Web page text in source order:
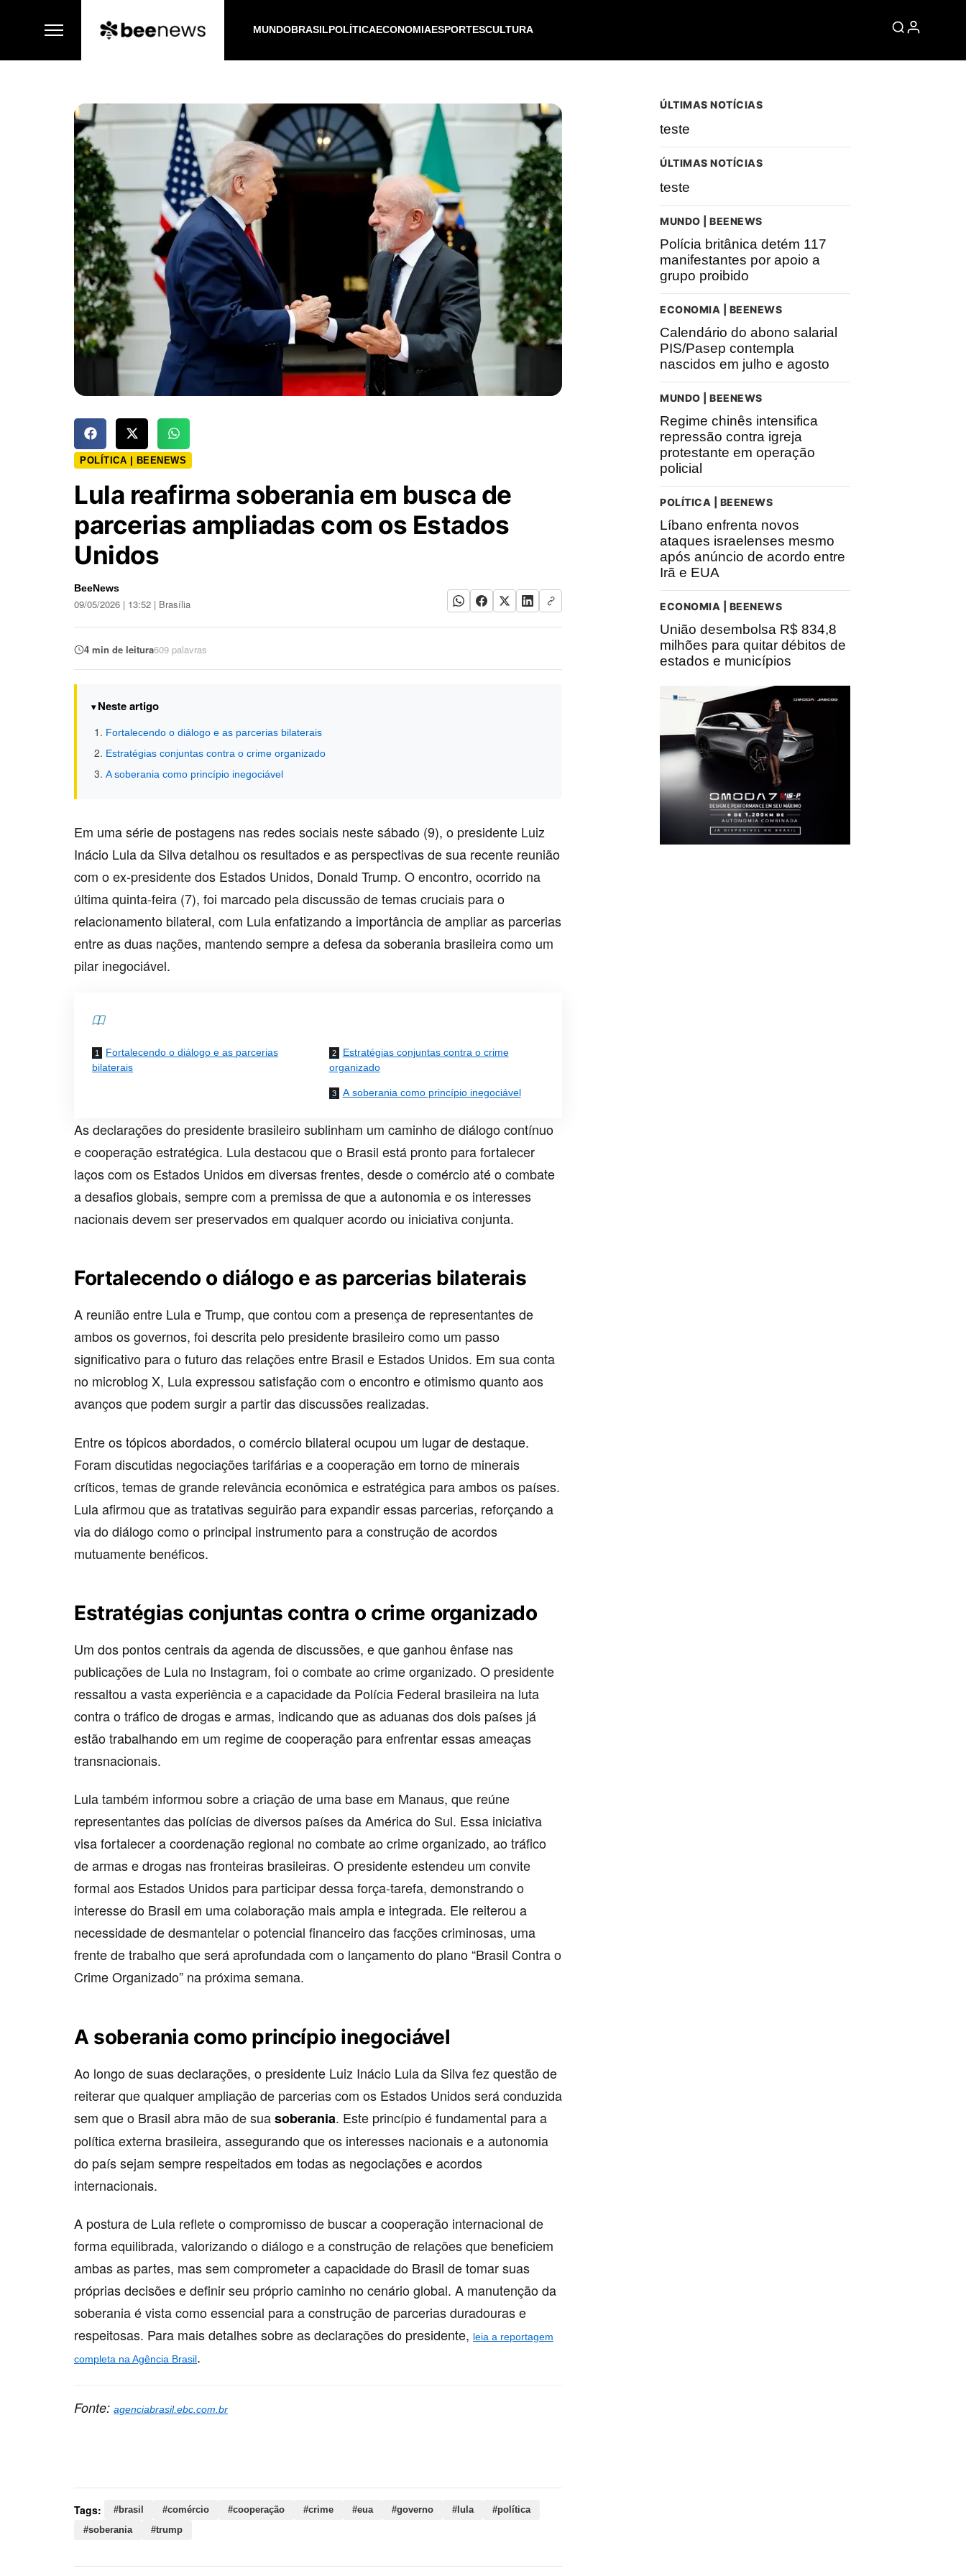
MUNDOBRASILPOLÍTICAECONOMIAESPORTESCULTURA
POLÍTICA | BEENEWS
Lula reafirma soberania em busca de
parcerias ampliadas com os Estados
Unidos
BeeNews
09/05/2026 | 13:52 | Brasília
4 min de leitura609 palavras
Neste artigo
Fortalecendo o diálogo e as parcerias bilaterais
Estratégias conjuntas contra o crime organizado
A soberania como princípio inegociável
Em uma série de postagens nas redes sociais neste sábado (9), o presidente Luiz
Inácio Lula da Silva detalhou os resultados e as perspectivas de sua recente reunião
com o ex-presidente dos Estados Unidos, Donald Trump. O encontro, ocorrido na
última quinta-feira (7), foi marcado pela discussão de temas cruciais para o
relacionamento bilateral, com Lula enfatizando a importância de ampliar as parcerias
entre as duas nações, mantendo sempre a defesa da soberania brasileira como um
pilar inegociável.
Fortalecendo o diálogo e as parcerias
bilaterais
Estratégias conjuntas contra o crime
organizado
A soberania como princípio inegociável
As declarações do presidente brasileiro sublinham um caminho de diálogo contínuo
e cooperação estratégica. Lula destacou que o Brasil está pronto para fortalecer
laços com os Estados Unidos em diversas frentes, desde o comércio até o combate
a desafios globais, sempre com a premissa de que a autonomia e os interesses
nacionais devem ser preservados em qualquer acordo ou iniciativa conjunta.
Fortalecendo o diálogo e as parcerias bilaterais
A reunião entre Lula e Trump, que contou com a presença de representantes de
ambos os governos, foi descrita pelo presidente brasileiro como um passo
significativo para o futuro das relações entre Brasil e Estados Unidos. Em sua conta
no microblog X, Lula expressou satisfação com o encontro e otimismo quanto aos
avanços que podem surgir a partir das discussões realizadas.
Entre os tópicos abordados, o comércio bilateral ocupou um lugar de destaque.
Foram discutidas negociações tarifárias e a cooperação em torno de minerais
críticos, temas de grande relevância econômica e estratégica para ambos os países.
Lula afirmou que as tratativas seguirão para expandir essas parcerias, reforçando a
via do diálogo como o principal instrumento para a construção de acordos
mutuamente benéficos.
Estratégias conjuntas contra o crime organizado
Um dos pontos centrais da agenda de discussões, e que ganhou ênfase nas
publicações de Lula no Instagram, foi o combate ao crime organizado. O presidente
ressaltou a vasta experiência e a capacidade da Polícia Federal brasileira na luta
contra o tráfico de drogas e armas, indicando que as aduanas dos dois países já
estão trabalhando em um regime de cooperação para enfrentar essas ameaças
transnacionais.
Lula também informou sobre a criação de uma base em Manaus, que reúne
representantes das polícias de diversos países da América do Sul. Essa iniciativa
visa fortalecer a coordenação regional no combate ao crime organizado, ao tráfico
de armas e drogas nas fronteiras brasileiras. O presidente estendeu um convite
formal aos Estados Unidos para participar dessa força-tarefa, demonstrando o
interesse do Brasil em uma colaboração mais ampla e integrada. Ele reiterou a
necessidade de desmantelar o potencial financeiro das facções criminosas, uma
frente de trabalho que será aprofundada com o lançamento do plano “Brasil Contra o
Crime Organizado” na próxima semana.
A soberania como princípio inegociável
Ao longo de suas declarações, o presidente Luiz Inácio Lula da Silva fez questão de
reiterar que qualquer ampliação de parcerias com os Estados Unidos será conduzida
sem que o Brasil abra mão de suasoberania. Este princípio é fundamental para a
política externa brasileira, assegurando que os interesses nacionais e a autonomia
do país sejam sempre respeitados em todas as negociações e acordos
internacionais.
A postura de Lula reflete o compromisso de buscar a cooperação internacional de
forma equilibrada, valorizando o diálogo e a construção de relações que beneficiem
ambas as partes, mas sem comprometer a capacidade do Brasil de tomar suas
próprias decisões e definir seu próprio caminho no cenário global. A manutenção da
soberania é vista como essencial para a construção de parcerias duradouras e
respeitosas. Para mais detalhes sobre as declarações do presidente, leia a reportagem
completa na Agência Brasil.
Fonte: agenciabrasil.ebc.com.br
Tags: #brasil #comércio #cooperação #crime #eua #governo #lula
#política
#soberania
#trump
ÚLTIMAS NOTÍCIAS
teste
ÚLTIMAS NOTÍCIAS
teste
MUNDO | BEENEWS
Polícia britânica detém 117
manifestantes por apoio a
grupo proibido
ECONOMIA | BEENEWS
Calendário do abono salarial
PIS/Pasep contempla
nascidos em julho e agosto
MUNDO | BEENEWS
Regime chinês intensifica
repressão contra igreja
protestante em operação
policial
POLÍTICA | BEENEWS
Líbano enfrenta novos
ataques israelenses mesmo
após anúncio de acordo entre
Irã e EUA
ECONOMIA | BEENEWS
União desembolsa R$ 834,8
milhões para quitar débitos de
estados e municípios